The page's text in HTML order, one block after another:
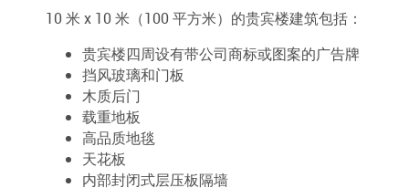
10 米 x 10 米（100 平方米）的贵宾楼建筑包括：
贵宾楼四周设有带公司商标或图案的广告牌
挡风玻璃和门板
木质后门
载重地板
高品质地毯
天花板
内部封闭式层压板隔墙